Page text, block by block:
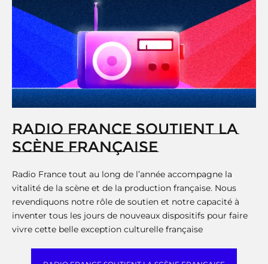
RADIO FRANCE SOUTIENT LA
SCÈNE FRANÇAISE
Radio France tout au long de l’année accompagne la
vitalité de la scène et de la production française. Nous
revendiquons notre rôle de soutien et notre capacité à
inventer tous les jours de nouveaux dispositifs pour faire
vivre cette belle exception culturelle française